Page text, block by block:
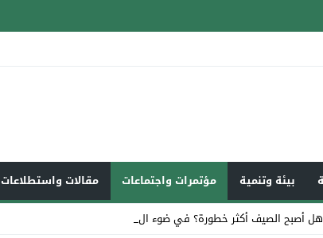
بيئة وتنمية مؤتمرات واجتماعات مقالات واستطلاعات
أصبح الصيف أكثر خطورة؟ في ضوء التغير المناخي الع_